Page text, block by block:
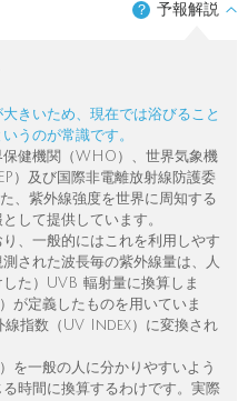
？ 予報解説
きいため、現在では浴びること
うのが常識です。
健機関（WHO）、世界気象機
）及び国際非電離放射線防護委
、紫外線強度を世界に周知する
して提供しています。
、一般的にはこれを利用しやす
された波長毎の紫外線量は、人
た）UVB 輻射量に換算しま
が定義したものを用いていま
線指数（UV Index）に変換され
を一般の人に分かりやすいよう
時間に換算するわけです。実際